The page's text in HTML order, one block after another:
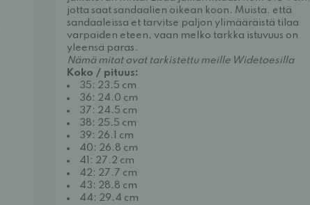
jotta saat sandaalien oikean koon. Muista, että
sandaaleissa et tarvitse paljon ylimääräistä tilaa
varpaiden eteen, vaan melko tarkka istuvuus on
yleensä paras.
Nämä mitat ovat tarkistettu meille Widetoesilla
Koko / pituus:
35: 23.5 cm
36: 24.0 cm
37: 24.5 cm
38: 25.5 cm
39: 26.1 cm
40: 26.8 cm
41: 27.2 cm
42: 27.7 cm
43: 28.8 cm
44: 29.4 cm